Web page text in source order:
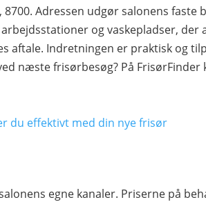
Adressen udgør salonens faste
og vaskepladser,
aftale. Indretningen er praktisk og
næste frisørbesøg? På FrisørFinder
du effektivt med din nye frisør
egne kanaler. Priserne på